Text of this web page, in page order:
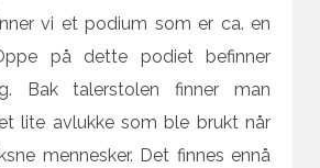
vi et podium som er ca. en
på dette podiet befinner
Bak talerstolen finner man
lite avlukke som ble brukt når
mennesker. Det finnes ennå